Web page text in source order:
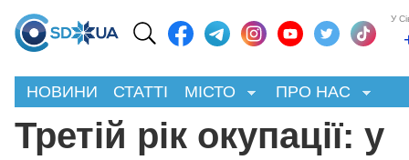
У
НОВИНИ СТАТТІ МІСТО ПРО НАС
Третій рік окупації: у